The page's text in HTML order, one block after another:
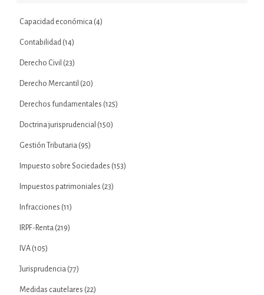
Capacidad económica (4)
Contabilidad (14)
Derecho Civil (23)
Derecho Mercantil (20)
Derechos fundamentales (125)
Doctrina jurisprudencial (150)
Gestión Tributaria (95)
Impuesto sobre Sociedades (153)
Impuestos patrimoniales (23)
Infracciones (11)
IRPF-Renta (219)
IVA (105)
Jurisprudencia (77)
Medidas cautelares (22)